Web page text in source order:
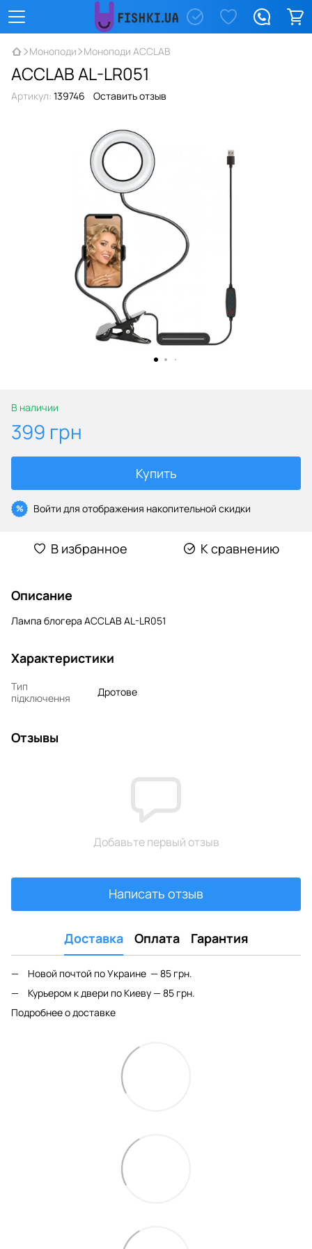
Моноподи Моноподи ACCLAB
ACCLAB AL-LR051
Артикул: 139746 Оставить отзыв
В наличии
399 грн
Купить
% Войти для отображения накопительной скидки
В избранное К сравнению
Описание
Лампа блогера ACCLAB AL-LR051
Характеристики
Тип
підключення
Дротове
Отзывы
Добавьте первый отзыв
Написать отзыв
Доставка Оплата Гарантия
Новой почтой по Украине — 85 грн.
Курьером к двери по Киеву — 85 грн.
Подробнее о доставке